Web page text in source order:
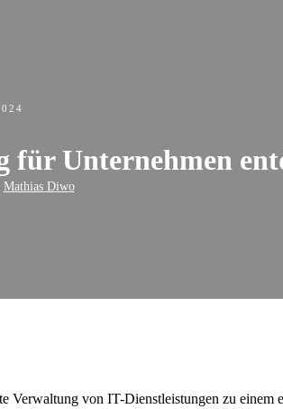
für Unternehmen
Mathias Diwo
von IT-Dienstleistungen zu einem